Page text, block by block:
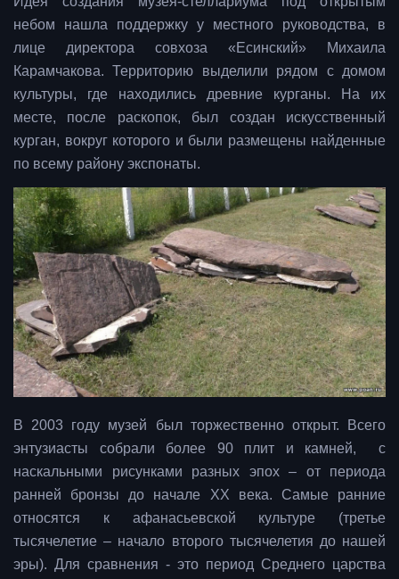
небом нашла поддержку у местного руководства, в
лице директора совхоза «Есинский» Михаила
Карамчакова. Территорию выделили рядом с домом
культуры, где находились древние курганы. На их
месте, после раскопок, был создан искусственный
курган, вокруг которого и были размещены найденные
по всему району экспонаты.
В 2003 году музей был торжественно открыт. Всего
энтузиасты собрали более 90 плит и камней, с
наскальными рисунками разных эпох – от периода
ранней бронзы до начале XX века. Самые ранние
относятся к афанасьевской культуре (третье
тысячелетие – начало второго тысячелетия до нашей
эры). Для сравнения - это период Среднего царства